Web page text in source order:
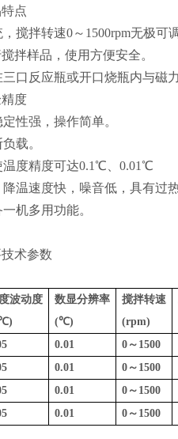
点
搅拌转速0～1500rpm无极
拌样品，使用方便安全。
口反应瓶或开口烧瓶内与磁
度
性强，操作简单。
载。
度精度可达0.1℃、0.01℃
温速度快，噪音低，具有过
机多用功能。
术参数
波动度
数显分辨率
(℃)
搅拌转速
(rpm)
0.01 0 ～ 1500
0.01 0 ～ 1500
0.01 0 ～ 1500
0.01 0 ～ 1500